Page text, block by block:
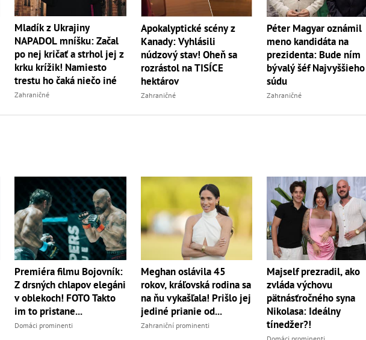
Mladík z Ukrajiny
NAPADOL mníšku: Začal
po nej kričať a strhol jej z
krku krížik! Namiesto
trestu ho čaká niečo iné
Zahraničné
Apokalyptické scény z
Kanady: Vyhlásili
núdzový stav! Oheň sa
rozrástol na TISÍCE
hektárov
Zahraničné
Péter Magyar oznámil
meno kandidáta na
prezidenta: Bude ním
bývalý šéf Najvyššieho
súdu
Zahraničné
Premiéra filmu Bojovník:
Z drsných chlapov elegáni
v oblekoch! FOTO Takto
im to pristane...
Domáci prominenti
Meghan oslávila 45
rokov, kráľovská rodina sa
na ňu vykašľala! Prišlo jej
jediné prianie od...
Zahraniční prominenti
Majself prezradil, ako
zvláda výchovu
pätnásťročného syna
Nikolasa: Ideálny
tínedžer?!